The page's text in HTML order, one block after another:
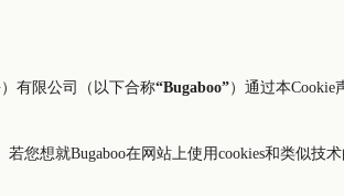
易（上海）有限公司（以下合称“Bugaboo”）通过本Cookie
若您想就Bugaboo在网站上使用cookies和类似